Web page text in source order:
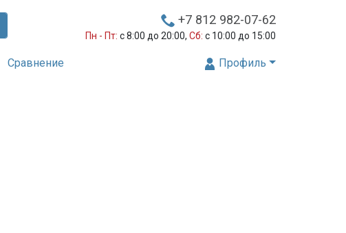
+7 812 982-07-62
Пн - Пт: с 8:00 до 20:00, Сб: с 10:00 до 15:00
Сравнение Профиль